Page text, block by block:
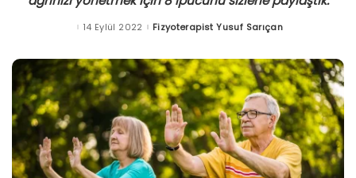
14 Eylül 2022 Posted
Fizyoterapist Yusuf Sarıçan